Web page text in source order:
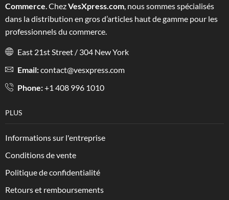
Commerce . ChezVesXpress.com , nous sommes spécialisés
dans la distribution en gros d’articles haut de gamme pour les
professionnels du commerce.
East 21st Street / 304 New York
Email:contact@vesxpress.com
Phone:+1 408 996 1010
PLUS
Informations sur l'entreprise
Conditions de vente
Politique de confidentialité
Retours et remboursements